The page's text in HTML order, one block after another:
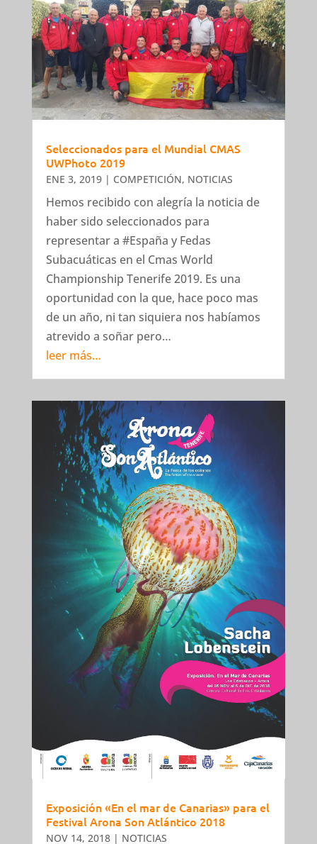
Seleccionados para el Mundial CMAS
UWPhoto 2019
ENE 3, 2019| COMPETICIÓN, NOTICIAS
Hemos recibido con alegría la noticia de
haber sido seleccionados para
representar a #España y Fedas
Subacuáticas en el Cmas World
Championship Tenerife 2019. Es una
oportunidad con la que, hace poco mas
de un año, ni tan siquiera nos habíamos
atrevido a soñar pero…
leer más…
Exposición «En el mar de Canarias» para el
Festival Arona Son Atlántico 2018
NOV 14, 2018| NOTICIAS